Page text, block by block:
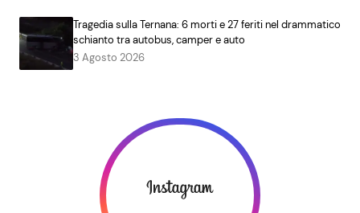
Tragedia sulla Ternana: 6 morti e 27 feriti nel drammatico
schianto tra autobus, camper e auto
3 Agosto 2026